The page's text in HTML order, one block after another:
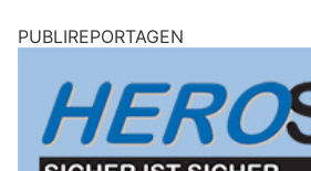
PUBLIREPORTAGEN